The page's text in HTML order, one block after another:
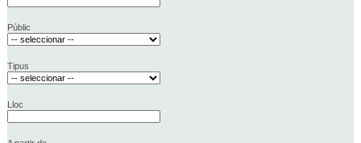
Públic
Tipus
Lloc